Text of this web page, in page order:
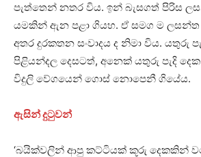
පැත්තෙන් නතර විය. ඉන් බැසගත් පිරිස
යමකින් ඇන පළා ගියහ. ඒ සමග ම ලසන්ත
අතර දුරකතන සංවාදය ද නිමා විය. යතුරු
පිළියන්දල දෙසටත්, අනෙක් යතුරු පැදි
විදුලි වේගයෙන් ගොස් නොපෙනී ගියේය.
ඇසින් දුටුවන්
‘බයික්වලින් ආපු කට්ටියක් කූරු දෙකකින්